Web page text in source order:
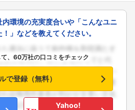
環境の充実度合いや「こんなユニ
」などを教えてください。
て、60万社の口コミをチェック
で登録（無料）
Yahoo!